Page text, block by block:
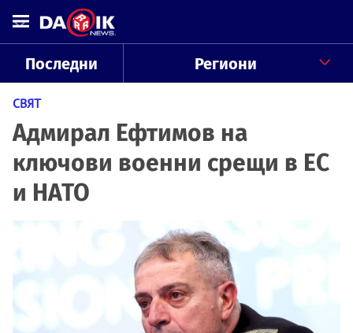
Последни Региони
СВЯТ
Адмирал Ефтимов на
ключови военни срещи в ЕС
и НАТО